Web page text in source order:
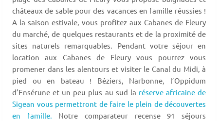
châteaux de sable pour des vacances en famille réussies !
A la saison estivale, vous profitez aux Cabanes de Fleury
du marché, de quelques restaurants et de la proximité de
sites naturels remarquables. Pendant votre séjour en
location aux Cabanes de Fleury vous pourrez vous
promener dans les alentours et visiter le Canal du Midi, à
pied ou en bateau ! Béziers, Narbonne, l’Oppidum
d’Ensérune et un peu plus au sud la réserve africaine de
Sigean vous permettront de faire le plein de découvertes
en famille.
Notre comparateur recense 91 séjours